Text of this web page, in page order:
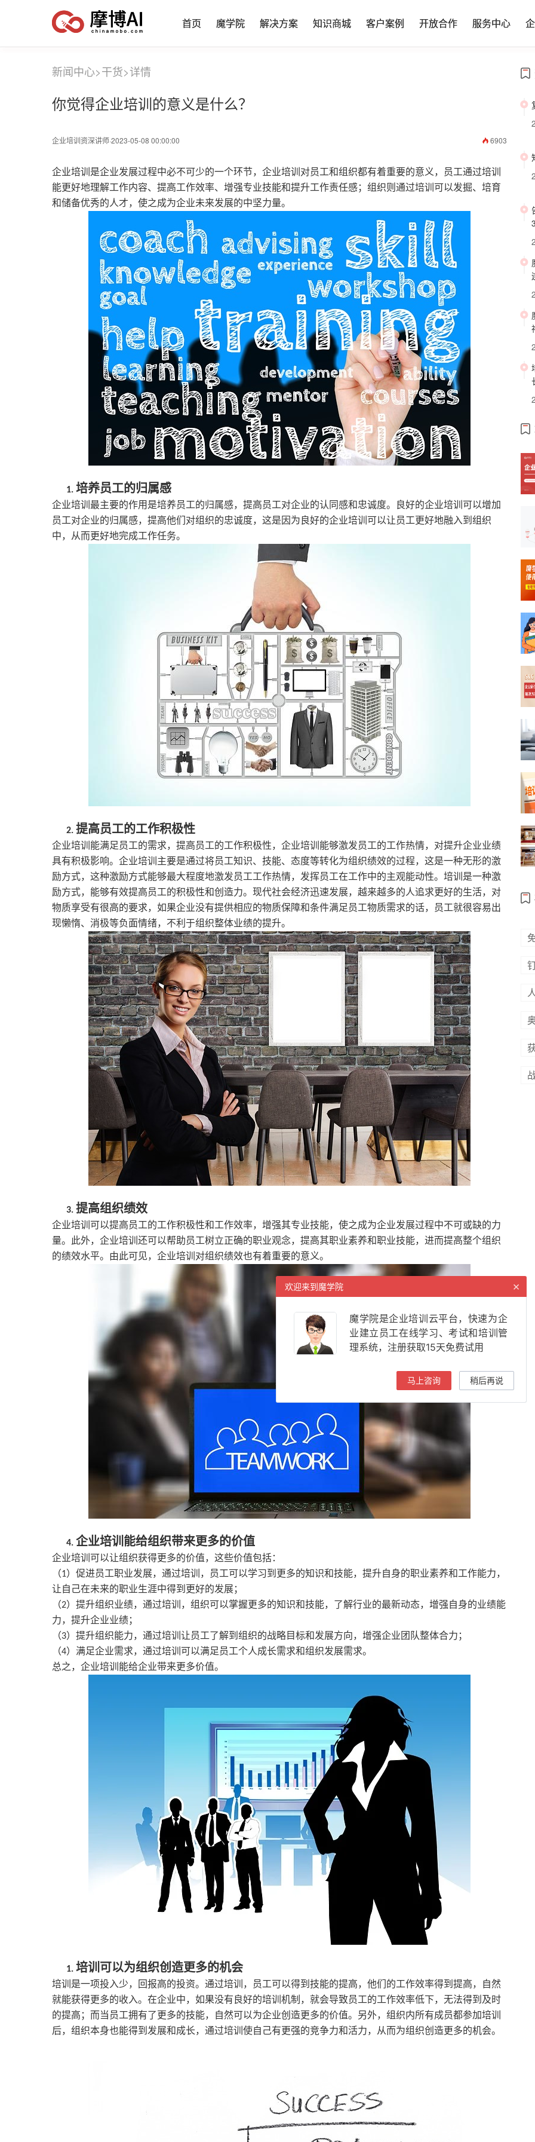
首页 魔学院 解决方案 知识商城 客户案例 开放合作 服务中心
首页 魔学院 解决方案 知识商城 客户案例 开放合作 服务中心
新闻中心>干货>详情
你觉得企业培训的意义是什么？
企业培训资深讲师·2023-05-08 00:00:00 6903
企业培训是企业发展过程中必不可少的一个环节，企业培训对员工和组织都有着重要的意义，员工通过培训
能更好地理解工作内容、提高工作效率、增强专业技能和提升工作责任感；组织则通过培训可以发掘、培育
和储备优秀的人才，使之成为企业未来发展的中坚力量。
1. 培养员工的归属感
企业培训最主要的作用是培养员工的归属感，提高员工对企业的认同感和忠诚度。良好的企业培训可以增加
员工对企业的归属感，提高他们对组织的忠诚度，这是因为良好的企业培训可以让员工更好地融入到组织
中，从而更好地完成工作任务。
2. 提高员工的工作积极性
企业培训能满足员工的需求，提高员工的工作积极性，企业培训能够激发员工的工作热情，对提升企业业绩
具有积极影响。企业培训主要是通过将员工知识、技能、态度等转化为组织绩效的过程，这是一种无形的激
励方式，这种激励方式能够最大程度地激发员工工作热情，发挥员工在工作中的主观能动性。培训是一种激
励方式，能够有效提高员工的积极性和创造力。现代社会经济迅速发展，越来越多的人追求更好的生活，对
物质享受有很高的要求，如果企业没有提供相应的物质保障和条件满足员工物质需求的话，员工就很容易出
现懒惰、消极等负面情绪，不利于组织整体业绩的提升。
3. 提高组织绩效
企业培训可以提高员工的工作积极性和工作效率，增强其专业技能，使之成为企业发展过程中不可或缺的力
量。此外，企业培训还可以帮助员工树立正确的职业观念，提高其职业素养和职业技能，进而提高整个组织
的绩效水平。由此可见，企业培训对组织绩效也有着重要的意义。
4. 企业培训能给组织带来更多的价值
企业培训可以让组织获得更多的价值，这些价值包括：
（1）促进员工职业发展，通过培训，员工可以学习到更多的知识和技能，提升自身的职业素养和工作能力，
让自己在未来的职业生涯中得到更好的发展；
（2）提升组织业绩，通过培训，组织可以掌握更多的知识和技能，了解行业的最新动态，增强自身的业绩能
力，提升企业业绩；
（3）提升组织能力，通过培训让员工了解到组织的战略目标和发展方向，增强企业团队整体合力；
（4）满足企业需求，通过培训可以满足员工个人成长需求和组织发展需求。
总之，企业培训能给企业带来更多价值。
1. 培训可以为组织创造更多的机会
培训是一项投入少，回报高的投资。通过培训，员工可以得到技能的提高，他们的工作效率得到提高，自然
就能获得更多的收入。在企业中，如果没有良好的培训机制，就会导致员工的工作效率低下，无法得到及时
的提高；而当员工拥有了更多的技能，自然可以为企业创造更多的价值。另外，组织内所有成员都参加培训
后，组织本身也能得到发展和成长，通过培训使自己有更强的竞争力和活力，从而为组织创造更多的机会。
欢迎来到魔学院
魔学院是企业培训云平台，快速为企
业建立员工在线学习、考试和培训管
理系统，注册获取15天免费试用
马上咨询 稍后再说
×